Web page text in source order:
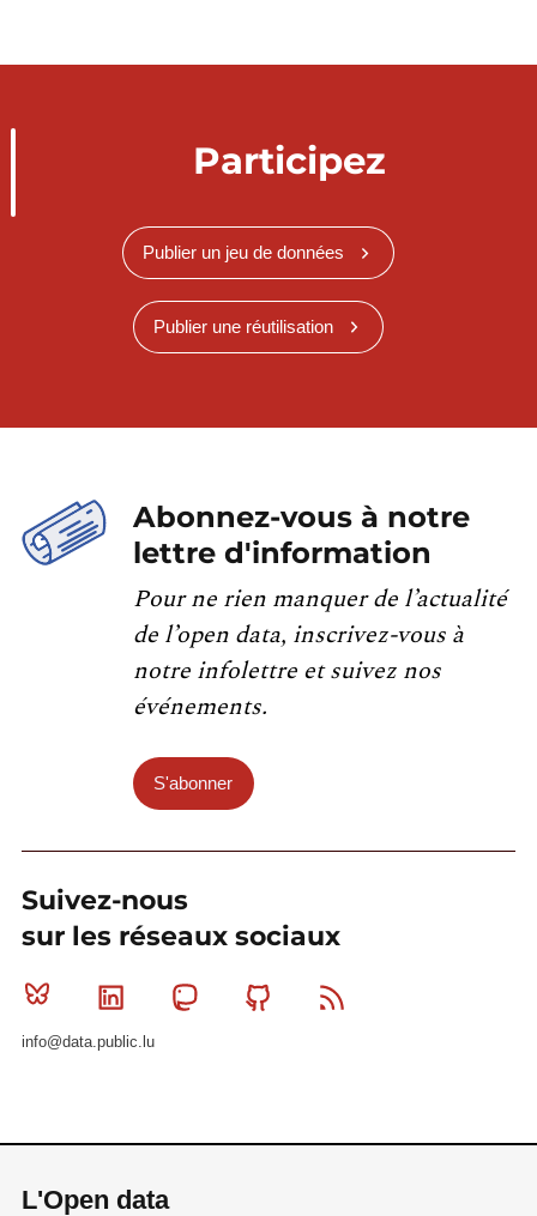
Participez
Publier un jeu de données
Publier une réutilisation
Abonnez-vous à notre
lettre d'information
Pour ne rien manquer de l’actualité
de l’open data, inscrivez-vous à
notre infolettre et suivez nos
événements.
S'abonner
Suivez-nous
sur les réseaux sociaux
Bluesky Linkedin MastodonGithub
info@data.public.lu
L'Open data